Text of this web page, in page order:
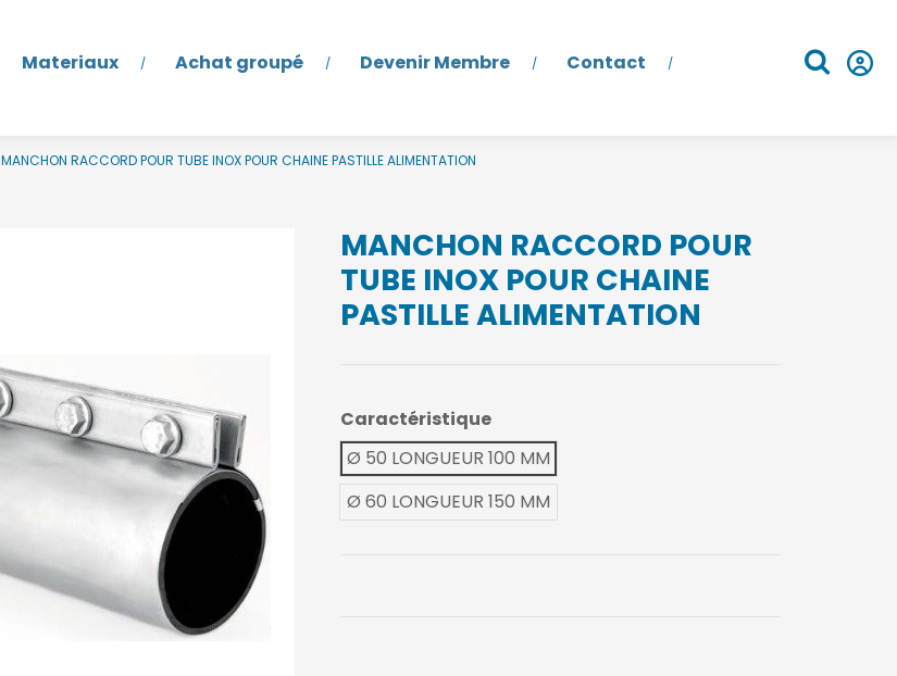
Materiaux Achat groupé Devenir Membre Contact
MANCHON RACCORD POUR TUBE INOX POUR CHAINE PASTILLE ALIMENTATION
MANCHON RACCORD POUR
TUBE INOX POUR CHAINE
PASTILLE ALIMENTATION
Caractéristique
Ø 50 LONGUEUR 100 MM
Ø 60 LONGUEUR 150 MM